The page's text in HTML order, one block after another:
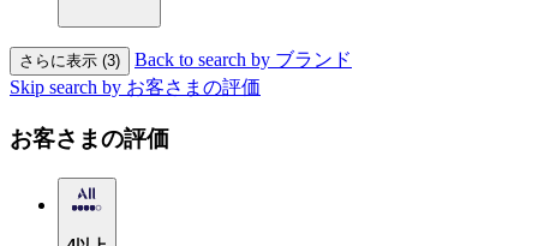
さらに表示 (3)
Back to search by ブランド
Skip search by お客さまの評価
お客さまの評価